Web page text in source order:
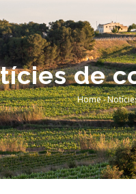
de
Home-